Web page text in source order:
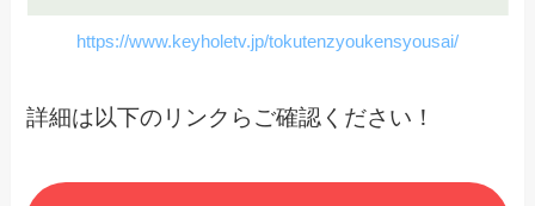
https://www.keyholetv.jp/tokutenzyoukensyousai/
詳細は以下のリンクらご確認ください！